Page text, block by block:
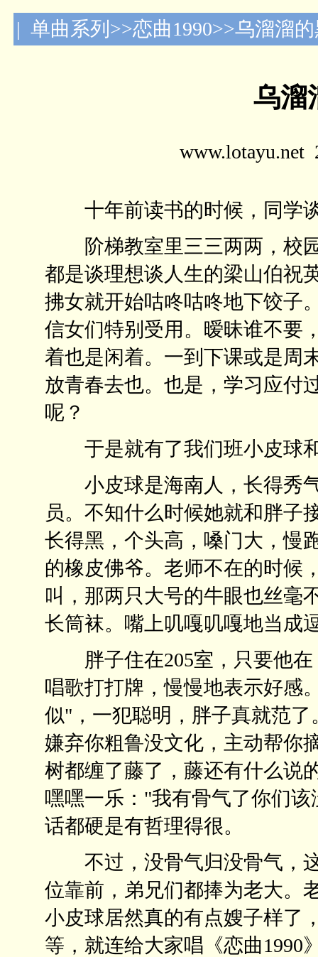
| 单曲系列>>恋曲1990>>乌溜溜
乌溜
www.lotayu.net
十年前读书的时候，同学
阶梯教室里三三两两，校园
都是谈理想谈人生的梁山伯祝
拂女就开始咕咚咕咚地下饺子
信女们特别受用。暧昧谁不要
着也是闲着。一到下课或是周
放青春去也。也是，学习应付
呢？
于是就有了我们班小皮球
小皮球是海南人，长得秀气
员。不知什么时候她就和胖子
长得黑，个头高，嗓门大，慢
的橡皮佛爷。老师不在的时候
叫，那两只大号的牛眼也丝毫
长筒袜。嘴上叽嘎叽嘎地当成
胖子住在205室，只要他在
唱歌打打牌，慢慢地表示好感
似"，一犯聪明，胖子真就范
嫌弃你粗鲁没文化，主动帮你
树都缠了藤了，藤还有什么说
嘿嘿一乐："我有骨气了你们
话都硬是有哲理得很。
不过，没骨气归没骨气，这
位靠前，弟兄们都捧为老大。
小皮球居然真的有点嫂子样了
等，就连给大家唱《恋曲1990